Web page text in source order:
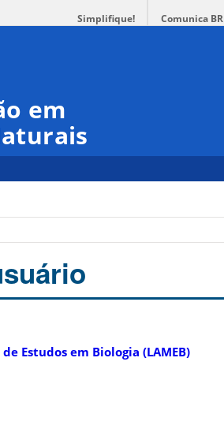
Simplifique! Comunica BR
em
Estudos em Biologia (LAMEB)